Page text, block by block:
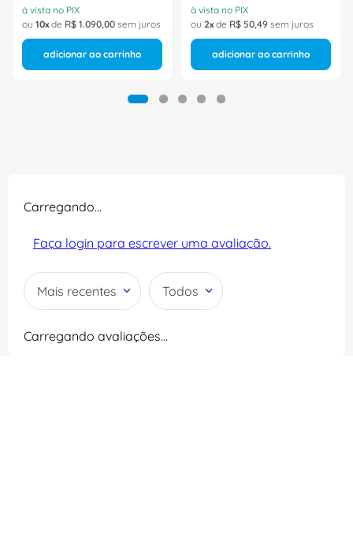
à vista no PIX
ou 10 de R$ 1.090,00 sem juros
adicionar ao carrinho
à vista no PIX
ou 2 de R$ 50,49 sem juros
adicionar ao carrinho
Carregando…
Faça login para escrever uma avaliação.
Mais recentes Todos
Carregando avaliações…